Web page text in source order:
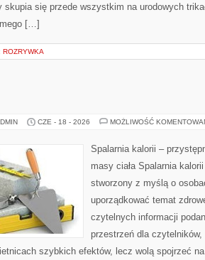
skupia się przede wszystkim na urodowych
[…]
ROZRYWKA
CZE - 18 - 2026 MOŻLIWOŚĆ
Spalarnia kalorii –
masy ciała Spalarnia
stworzony z myślą o
uporządkować temat
czytelnych informacji
przestrzeń dla
szybkich efektów, lecz wolą spojrzeć